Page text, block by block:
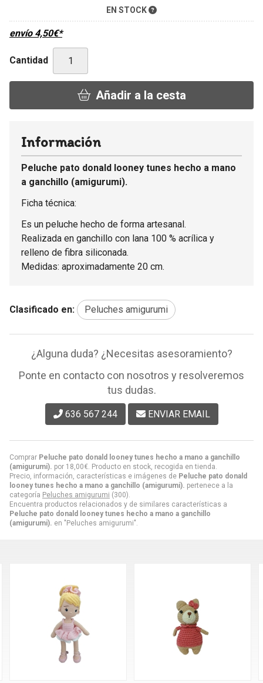
EN STOCK
envío 4,50€*
Cantidad
Añadir a la cesta
Comprar Peluche pato donald looney tunes hecho a mano a ganchillo
(amigurumi). por 18,00€ . Producto en stock, recogida en tienda.
Precio, información, características e imágenes de Peluche pato donald
looney tunes hecho a mano a ganchillo (amigurumi). pertenece a la
categoría Peluches amigurumi (300).
Encuentra productos relacionados y de similares características a
Peluche pato donald looney tunes hecho a mano a ganchillo
(amigurumi). en "Peluches amigurumi".
Información
Peluche pato donald looney tunes hecho a mano
a ganchillo (amigurumi).
Ficha técnica:
Es un peluche hecho de forma artesanal.
Realizada en ganchillo con lana 100 % acrílica y
relleno de fibra siliconada.
Medidas: aproximadamente 20 cm.
Clasificado en: Peluches amigurumi
¿Alguna duda? ¿Necesitas asesoramiento?
Ponte en contacto con nosotros y resolveremos
tus dudas.
636 567 244 ENVIAR EMAIL